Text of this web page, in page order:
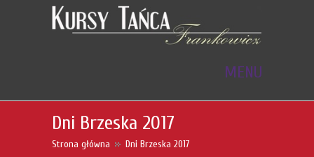
MENU
Dni Brzeska 2017
Strona główna Dni Brzeska 2017